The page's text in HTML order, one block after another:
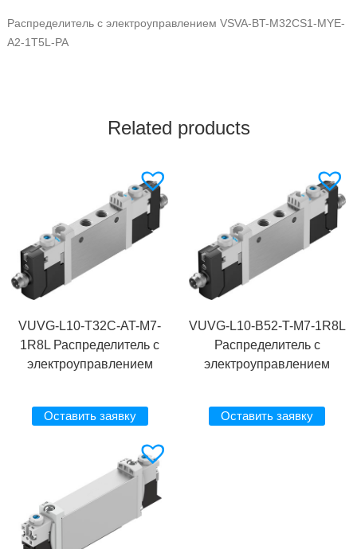
Распределитель с электроуправлением VSVA-BT-M32CS1-MYE-
A2-1T5L-PA
Related products
VUVG-L10-T32C-AT-M7-
1R8L Распределитель с
электроуправлением
Оставить заявку
VUVG-L10-B52-T-M7-1R8L
Распределитель с
электроуправлением
Оставить заявку